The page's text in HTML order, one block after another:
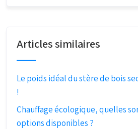
Articles similaires
Le poids idéal du stère de bois
!
Chauffage écologique, quelles
options disponibles ?